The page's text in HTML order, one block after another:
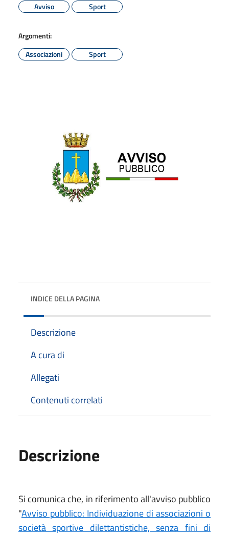
Avviso
Sport
Argomenti:
Associazioni
Sport
INDICE DELLA PAGINA
Descrizione
A cura di
Allegati
Contenuti correlati
Descrizione
Si comunica che, in riferimento all'avviso pubblico
"Avviso pubblico: Individuazione di associazioni o
società sportive dilettantistiche, senza fini di